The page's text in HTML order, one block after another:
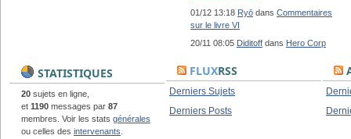
01/12 13:18 Ryō dans Commentaires
sur le livre VI
20/11 08:05 Diditoff dans Hero Corp
STATISTIQUES
20 sujets en ligne,
et 1190 messages par 87
membres. Voir les stats générales
ou celles des intervenants
FLUXRSS
Derniers Sujets
Derniers Posts